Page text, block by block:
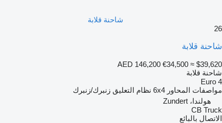
شاحنة قلابة
26
شاحنة قلابة
AED 146,200 €34,500 ≈ $39,620
شاحنة قلابة
Euro 4
مواصفات المحاور 6x4 نظام التعليق زنبرك/زنبرك
هولندا، Zundert
CB Truck
الاتصال بالبائع